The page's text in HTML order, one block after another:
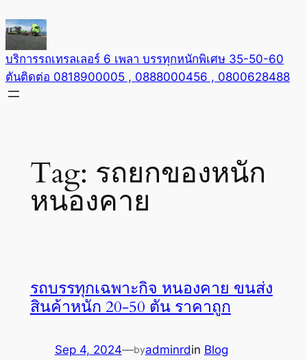
to
content
บริการรถเทรลเลอร์ 6 เพลา บรรทุกหนักพิเศษ 35-50-60
ตันติดต่อ 0818900005 , 0888000456 , 0800628488
Tag: รถยกของหนัก
หนองคาย
รถบรรทุกเฉพาะกิจ หนองคาย ขนส่ง
สินค้าหนัก 20-50 ตัน ราคาถูก
Sep 4, 2024—byadminrdin Blog